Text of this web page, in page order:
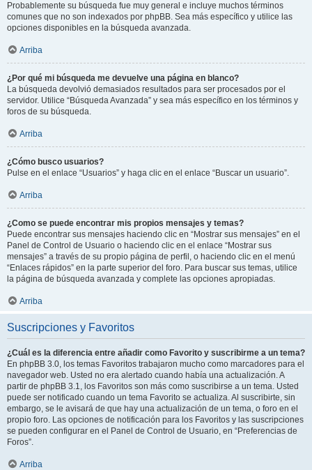
Probablemente su búsqueda fue muy general e incluye muchos términos
comunes que no son indexados por phpBB. Sea más específico y utilice las
opciones disponibles en la búsqueda avanzada.
Arriba
¿Por qué mi búsqueda me devuelve una página en blanco?
La búsqueda devolvió demasiados resultados para ser procesados por el
servidor. Utilice “Búsqueda Avanzada” y sea más específico en los términos y
foros de su búsqueda.
Arriba
¿Cómo busco usuarios?
Pulse en el enlace “Usuarios” y haga clic en el enlace “Buscar un usuario”.
Arriba
¿Como se puede encontrar mis propios mensajes y temas?
Puede encontrar sus mensajes haciendo clic en “Mostrar sus mensajes” en el
Panel de Control de Usuario o haciendo clic en el enlace “Mostrar sus
mensajes” a través de su propio página de perfil, o haciendo clic en el menú
“Enlaces rápidos” en la parte superior del foro. Para buscar sus temas, utilice
la página de búsqueda avanzada y complete las opciones apropiadas.
Arriba
Suscripciones y Favoritos
¿Cuál es la diferencia entre añadir como Favorito y suscribirme a un tema?
En phpBB 3.0, los temas Favoritos trabajaron mucho como marcadores para el
navegador web. Usted no era alertado cuando había una actualización. A
partir de phpBB 3.1, los Favoritos son más como suscribirse a un tema. Usted
puede ser notificado cuando un tema Favorito se actualiza. Al suscribirte, sin
embargo, se le avisará de que hay una actualización de un tema, o foro en el
propio foro. Las opciones de notificación para los Favoritos y las suscripciones
se pueden configurar en el Panel de Control de Usuario, en “Preferencias de
Foros”.
Arriba